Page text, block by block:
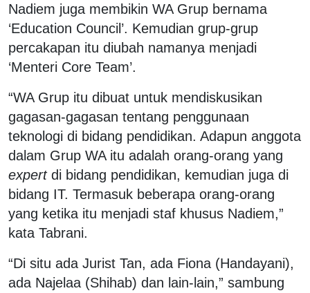
Nadiem juga membikin WA Grup bernama
‘Education Council’. Kemudian grup-grup
percakapan itu diubah namanya menjadi
‘Menteri Core Team’.
“WA Grup itu dibuat untuk mendiskusikan
gagasan-gagasan tentang penggunaan
teknologi di bidang pendidikan. Adapun anggota
dalam Grup WA itu adalah orang-orang yang
expertdi bidang pendidikan, kemudian juga di
bidang IT. Termasuk beberapa orang-orang
yang ketika itu menjadi staf khusus Nadiem,”
kata Tabrani.
“Di situ ada Jurist Tan, ada Fiona (Handayani),
ada Najelaa (Shihab) dan lain-lain,” sambung